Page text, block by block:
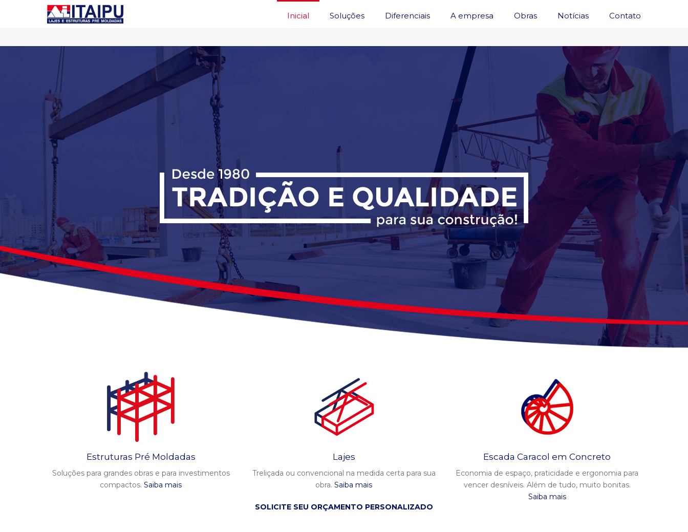
Inicial Soluções Diferenciais A empresa Obras Notícias Contato
Estruturas Pré Moldadas
Soluções para grandes obras e para investimentos
compactos.Saiba mais
Lajes
Treliçada ou convencional na medida certa para sua
obra.Saiba mais
SOLICITE SEU ORÇAMENTO PERSONALIZADO
Escada Caracol em Concreto
Economia de espaço, praticidade e ergonomia para
vencer desníveis. Além de tudo, muito bonitas.
Saiba mais